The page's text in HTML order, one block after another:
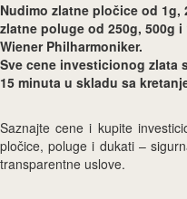
Nudimo zlatne pločice od 1g,
zlatne poluge od 250g, 500g
Wiener Philharmoniker.
Sve cene investicionog zlata
15 minuta u skladu sa
Saznajte cene i kupite
pločice, poluge i dukati –
transparentne uslove.